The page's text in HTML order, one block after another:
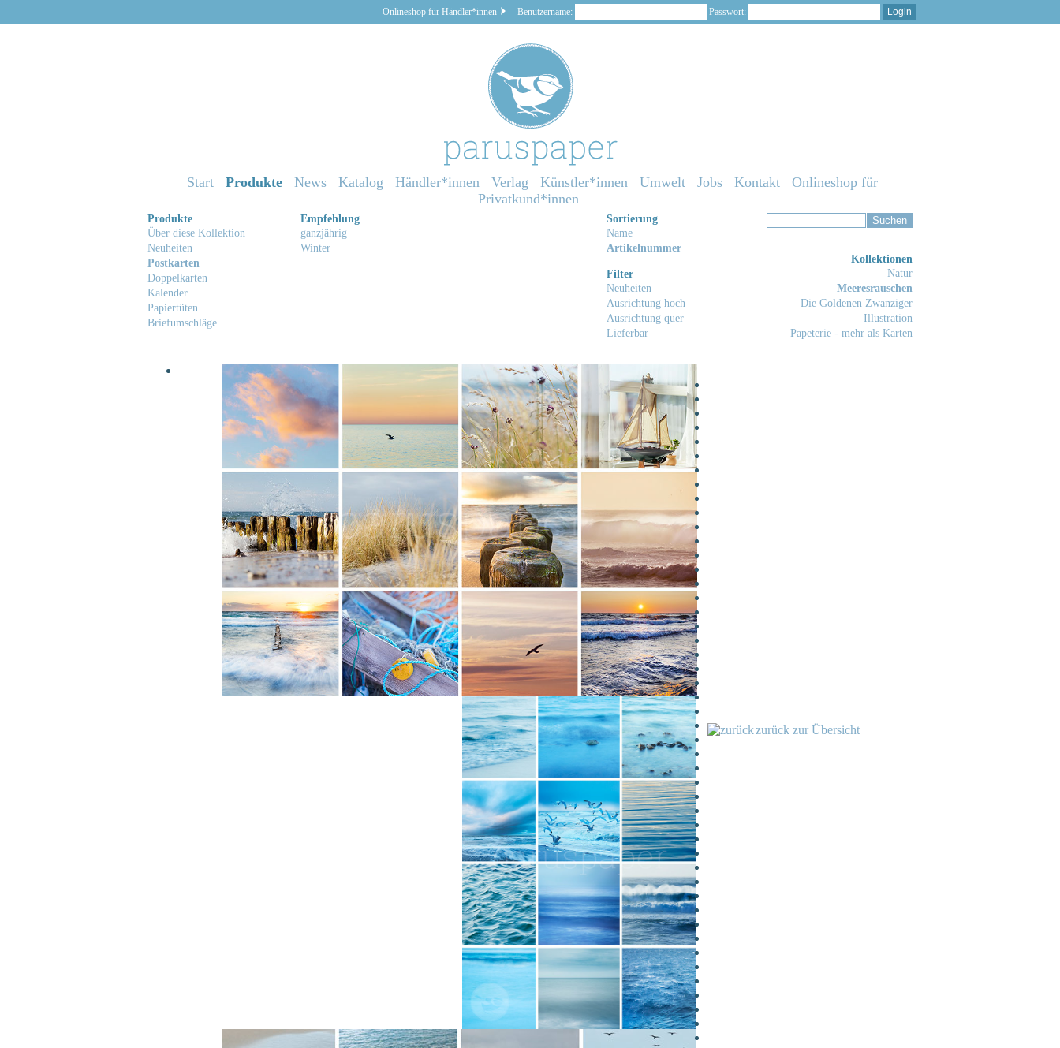
Onlineshop für Händler*innen Benutzername: Passwort:
Start Produkte News Katalog Händler*innen Verlag Künstler*innen Umwelt Jobs Kontakt
Onlineshop für
Privatkund*innen
Produkte
Über diese Kollektion
Neuheiten
Postkarten
Doppelkarten
Kalender
Papiertüten
Briefumschläge
Empfehlung
ganzjährig
Winter
Sortierung
Name
Artikelnummer
Filter
Neuheiten
Ausrichtung hoch
Ausrichtung quer
Lieferbar
Kollektionen
Natur
Meeresrauschen
Die Goldenen Zwanziger
Illustration
Papeterie - mehr als Karten
zurück zur Übersicht